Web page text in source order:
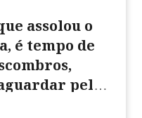
assolou o
é tempo de
pelos